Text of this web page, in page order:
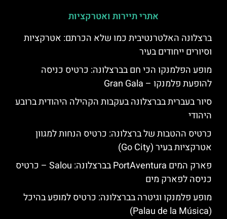
אתרי תיירות ואטרקציות
ברצלונה האלטרנטיבית כמו שלא הכרתם: אטרקציות
וסיורים ייחודים בעיר
מופע הפלמנקו הכי חם בברצלונה: כרטיס כניסה
להופעת פלמנקו – Gran Gala
סיור בעברית בברצלונה בעקבות הקהילה היהודית ברובע
היהודי
כרטיס ההטבות של ברצלונה: כרטיס הנחות למגוון
אטרקציות בעיר (Go City)
פארק המים PortAventura בברצלונה: Salou – כרטיס
כניסה לפארק מים
מופע פלמנקו וגיטרה בברצלונה: כרטיס למופע בהיכל
(Palau de la Música)